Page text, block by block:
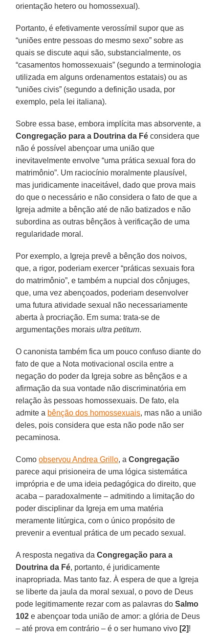
orientação hetero ou homossexual).
Portanto, é efetivamente verossímil supor que as
“uniões entre pessoas do mesmo sexo” sobre as
quais se discute aqui são, substancialmente, os
“casamentos homossexuais” (segundo a terminologia
utilizada em alguns ordenamentos estatais) ou as
“uniões civis” (segundo a definição usada, por
exemplo, pela lei italiana).
Sobre essa base, embora implícita mas absorvente, a
Congregação para a Doutrina da Fé considera que
não é possível abençoar uma união que
inevitavelmente envolve “uma prática sexual fora do
matrimônio”. Um raciocínio moralmente plausível,
mas juridicamente inaceitável, dado que prova mais
do que o necessário e não considera o fato de que a
Igreja admite a bênção até de não batizados e não
subordina as outras bênçãos à verificação de uma
regularidade moral.
Por exemplo, a Igreja prevê a bênção dos noivos,
que, a rigor, poderiam exercer “práticas sexuais fora
do matrimônio”, e também a nupcial dos cônjuges,
que, uma vez abençoados, poderiam desenvolver
uma futura atividade sexual não necessariamente
aberta à procriação. Em suma: trata-se de
argumentações moraisultra petitum.
O canonista também fica um pouco confuso diante do
fato de que a Nota motivacional oscila entre a
negação do poder da Igreja sobre as bênçãos e a
afirmação da sua vontade não discriminatória em
relação às pessoas homossexuais. De fato, ela
admite a bênção dos homossexuais, mas não a união
deles, pois considera que esta não pode não ser
pecaminosa.
Comoobservou Andrea Grillo, aCongregação
parece aqui prisioneira de uma lógica sistemática
imprópria e de uma ideia pedagógica do direito, que
acaba – paradoxalmente – admitindo a limitação do
poder disciplinar da Igreja em uma matéria
meramente litúrgica, com o único propósito de
prevenir a eventual prática de um pecado sexual.
A resposta negativa daCongregação para a
Doutrina da Fé, portanto, é juridicamente
inapropriada. Mas tanto faz. À espera de que a Igreja
se liberte da jaula da moral sexual, o povo de Deus
pode legitimamente rezar com as palavras doSalmo
102 e abençoar toda união de amor: a glória de Deus
– até prova em contrário – é o ser humano vivo [2]!